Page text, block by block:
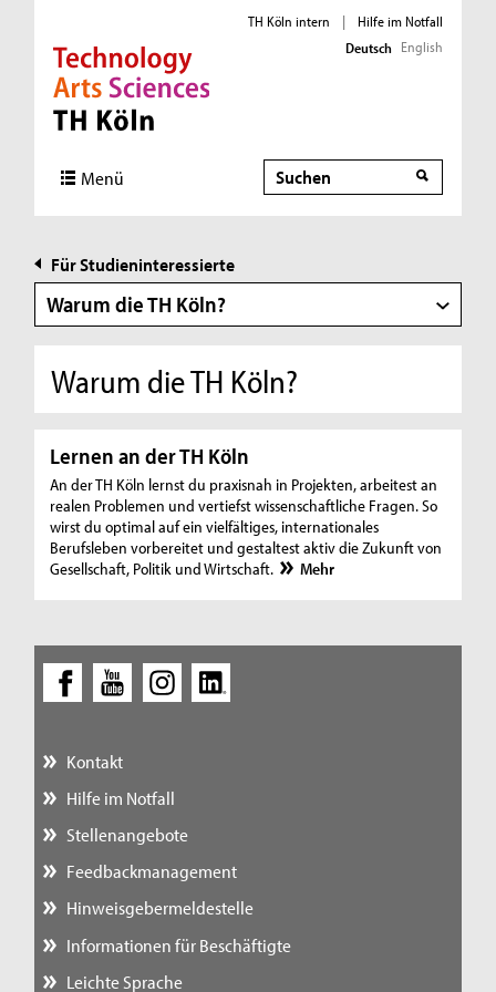
Direkt zur Hauptnavigation
Direkt zur Subnavigation
Direkt zum Inhalt
Direkt zum Fußbereich
TH Köln intern |
Hilfe im Notfall
Deutsch English
Menü Suche
Für Studieninteressierte
Warum die TH Köln?
Warum die TH Köln?
Lernen an der TH Köln
An der TH Köln lernst du praxisnah in Projekten, arbeitest an
realen Problemen und vertiefst wissenschaftliche Fragen. So
wirst du optimal auf ein vielfältiges, internationales
Berufsleben vorbereitet und gestaltest aktiv die Zukunft von
Gesellschaft, Politik und Wirtschaft.
Mehr
Kontakt
Hilfe im Notfall
Stellenangebote
Feedbackmanagement
Hinweisgebermeldestelle
Informationen für Beschäftigte
Leichte Sprache